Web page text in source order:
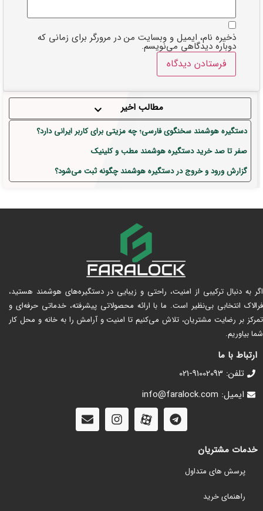
ذخیره نام، ایمیل و وبسایت من در مرورگر برای زمانی که
دوباره دیدگاهی می‌نویسم.
مطالب اخیر
دستگیره هوشمند سخنگوی فارسی؛ چه مزیتی برای کاربر ایرانی دارد؟
صفر تا صد خرید دستگیره هوشمند مطب و کلینیک
گزارش ورود و خروج در دستگیره هوشمند چگونه ثبت می‌شود؟
اگر به دنبال ترکیبی از امنیت، راحتی و زیبایی در دستگیره‌های هوشمند هستید،
فرالاک انتخابی بی‌نظیر است. ما با ارائه محصولاتی پیشرفته، خدماتی حرفه‌ای و
تمرکز بر رضایت مشتریان، تلاش می‌کنیم تا امنیت و آرامش را به خانه و محل کار
شما بیاوریم.
ارتباط با ما
تلفن: 91002093-021
ایمیل: info@faralock.com
خدمات مشتریان
پرسش های متداول
راهنمای خرید